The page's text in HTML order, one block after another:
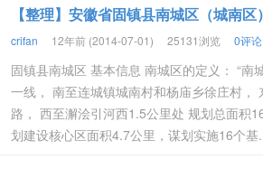
【整理】安徽省固镇县南城区（城南
crifan 12年前 (2014-07-01) 25131浏览 0评论
固镇县南城区 基本信息 南城区的定义： “南
一线， 南至连城镇城南村和杨庙乡徐庄村，
路， 西至澥浍引河西1.5公里处 规划总面积
划建设核心区面积4.7公里，谋划实施16个基